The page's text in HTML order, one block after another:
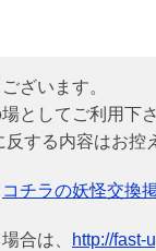
ざいます。
としてご利用下
する内容はお控
コチラの妖怪交換
合は、
http://fast-